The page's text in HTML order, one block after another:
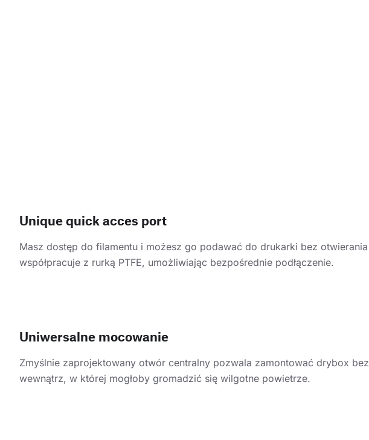
Unique quick acces port
Masz dostęp do filamentu i możesz go podawać do drukarki bez
współpracuje z rurką PTFE, umożliwiając bezpośrednie podłączenie.
Uniwersalne mocowanie
Zmyślnie zaprojektowany otwór centralny pozwala zamontować drybox
wewnątrz, w której mogłoby gromadzić się wilgotne powietrze.